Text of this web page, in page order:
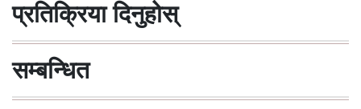
प्रतिक्रिया दिनुहोस्
सम्बन्धित